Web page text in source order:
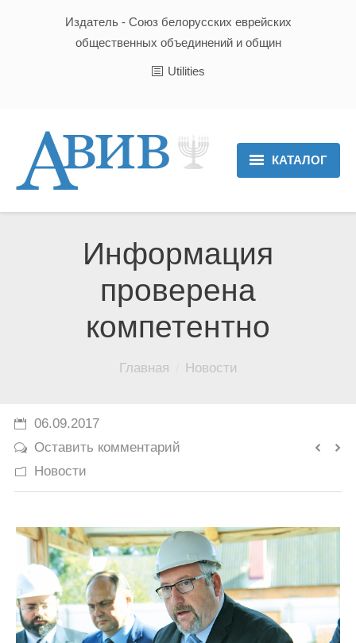
Издатель - Союз белорусских еврейских
общественных объединений и общин
Utilities
КАТАЛОГ
Новости
Культура и Традиции
Информация
проверена
компетентно
Главная Новости
06.09.2017
Оставить комментарий
Новости